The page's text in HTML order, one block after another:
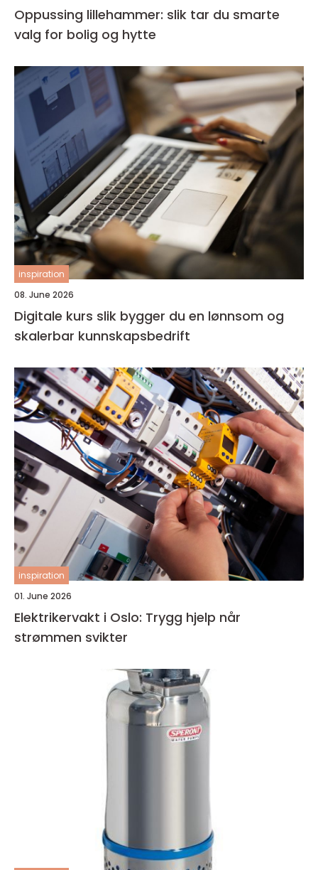
Oppussing lillehammer: slik tar du smarte
valg for bolig og hytte
inspiration
08. June 2026
Digitale kurs slik bygger du en lønnsom og
skalerbar kunnskapsbedrift
inspiration
01. June 2026
Elektrikervakt i Oslo: Trygg hjelp når
strømmen svikter